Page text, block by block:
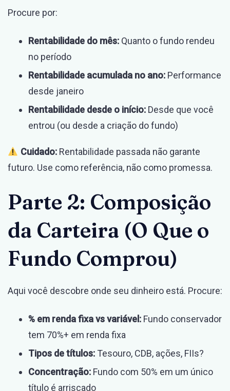
Procure por:
Rentabilidade do mês: Quanto o fundo rendeu
no período
Rentabilidade acumulada no ano: Performance
desde janeiro
Rentabilidade desde o início: Desde que você
entrou (ou desde a criação do fundo)
Cuidado:Rentabilidade passada não garante
futuro. Use como referência, não como promessa.
Parte 2: Composição
da Carteira (O Que o
Fundo Comprou)
Aqui você descobre onde seu dinheiro está. Procure:
% em renda fixa vs variável: Fundo conservador
tem 70%+ em renda fixa
Tipos de títulos: Tesouro, CDB, ações, FIIs?
Concentração: Fundo com 50% em um único
título é arriscado